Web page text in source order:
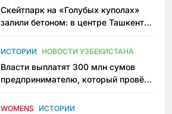
Скейтпарк на «Голубых куполах»
залили бетоном: в центре Ташкента
пространство
ИСТОРИИ НОВОСТИ УЗБЕКИСТАНА
Власти выплатят 300 млн сумов
предпринимателю, который провёл
приговору
WOMENS ИСТОРИИ